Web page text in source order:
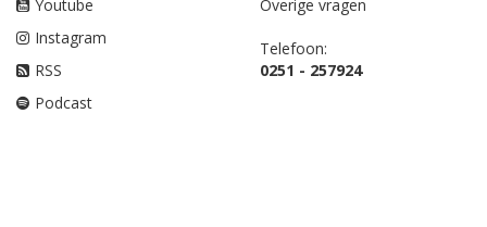
Youtube
Instagram
RSS
Podcast
Overige vragen
Telefoon:
0251 - 257924